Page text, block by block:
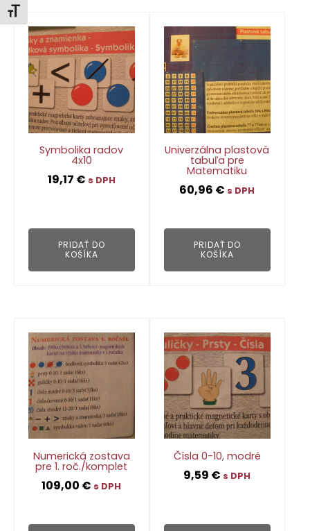
Zmeniť veľkosť písma
Symbolika radov
4x10
19,17 € s DPH
PRIDAŤ DO
KOŠÍKA
Univerzálna plastová
tabuľa pre
Matematiku
60,96 € s DPH
PRIDAŤ DO
KOŠÍKA
Numerická zostava
pre 1. roč./komplet
109,00 € s DPH
Čísla 0-10, modré
9,59 € s DPH